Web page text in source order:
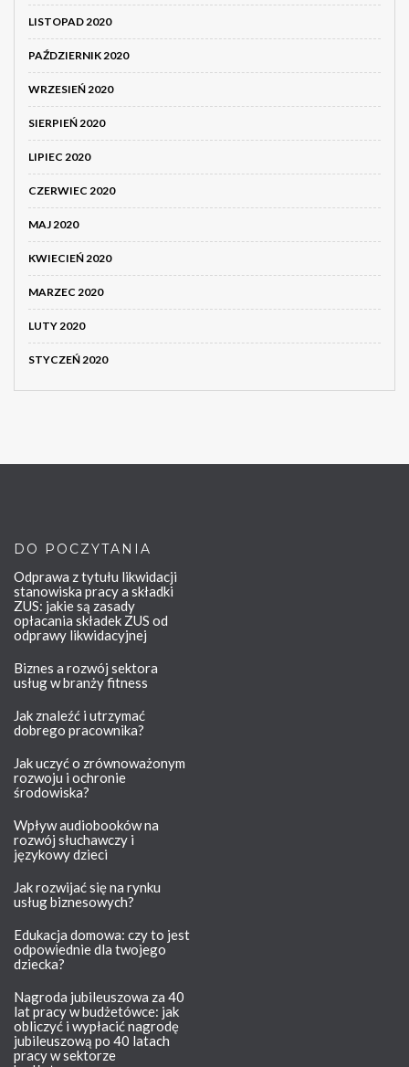
LISTOPAD 2020
PAŹDZIERNIK 2020
WRZESIEŃ 2020
SIERPIEŃ 2020
LIPIEC 2020
CZERWIEC 2020
MAJ 2020
KWIECIEŃ 2020
MARZEC 2020
LUTY 2020
STYCZEŃ 2020
DO POCZYTANIA
Odprawa z tytułu likwidacji
stanowiska pracy a składki
ZUS: jakie są zasady
opłacania składek ZUS od
odprawy likwidacyjnej
Biznes a rozwój sektora
usług w branży fitness
Jak znaleźć i utrzymać
dobrego pracownika?
Jak uczyć o zrównoważonym
rozwoju i ochronie
środowiska?
Wpływ audiobooków na
rozwój słuchawczy i
językowy dzieci
Jak rozwijać się na rynku
usług biznesowych?
Edukacja domowa: czy to jest
odpowiednie dla twojego
dziecka?
Nagroda jubileuszowa za 40
lat pracy w budżetówce: jak
obliczyć i wypłacić nagrodę
jubileuszową po 40 latach
pracy w sektorze